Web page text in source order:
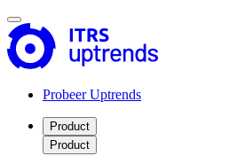
Probeer Uptrends
Product
Product